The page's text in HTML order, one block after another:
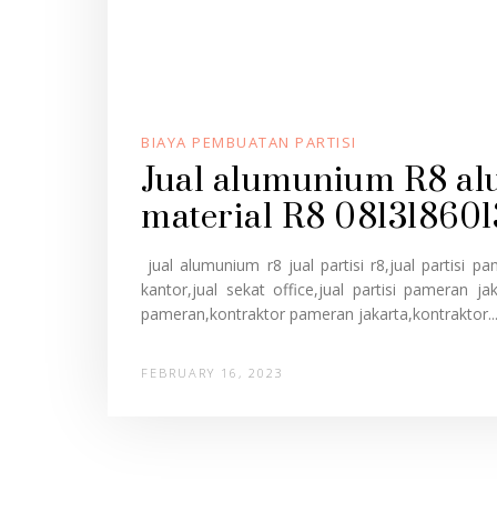
BIAYA PEMBUATAN PARTISI
Jual alumunium R8
material R8
jual alumunium r8 jual partisi r8,jual partisi
kantor,jual sekat office,jual partisi pameran
pameran,kontraktor pameran jakarta,kontraktor...
FEBRUARY 16, 2023